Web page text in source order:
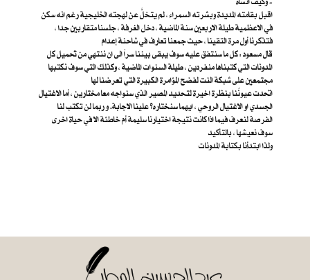
اقبل بقامته المديدة وبشرته السمراء ، لم يتخلَّ عن لهجته الخليجية رغم انه سكن
في الاعظمية طيلة الاربعين سنة الماضية ، دخل الغرفة ، جلسنا متقاربين جدا ،
فتذكرنا أول مرة التقينا ، حيث جمعنا تعارف في شاحنة إعدام
قال مسعود : كل ما سنتفق عليه سوف يبقى بيننا سراً الى ان ننتهي من تحميل كل
المدونات التي كتبناها منفردين ، طيلة السنوات الماضية ، وكذلك التي سوف نكتبها
مجتمعين على شبكة النت لفضح المؤامرة الكبيرة التي تعرضنا لها
اتحدت عيونُنا بنظرة اخيرة لتحديد المصير الذي سنواجه معا مختارين ، أما الاغتيال
الجسدي او الاغتيال الروحي ، ايهما سنختاره؟ علينا الاجابة. و ربما لن تكتب لنا
الفرصة لنعرف فيما اذا كانت نتيجة اختيارنا سليمة أم خاطئة الا في حياة اخرى
سوف نعيشها ، بالتأكيد
ولذا ابتدأنا بكتابة المدونات